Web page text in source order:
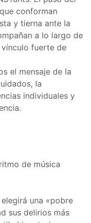
conforman
y tierna ante la
a lo largo de
fuerte de
el mensaje de la
la
individuales y
de música
una «pobre
sus delirios más